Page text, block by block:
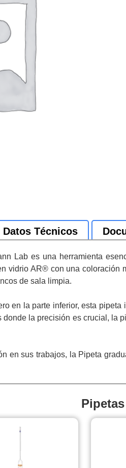
Datos Técnicos
Lab es una herramienta
vidrio AR® con una
de sala limpia.
en la parte inferior, esta
la precisión es crucial,
en sus trabajos, la Pipeta